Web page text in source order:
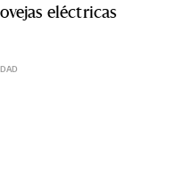
eléctricas